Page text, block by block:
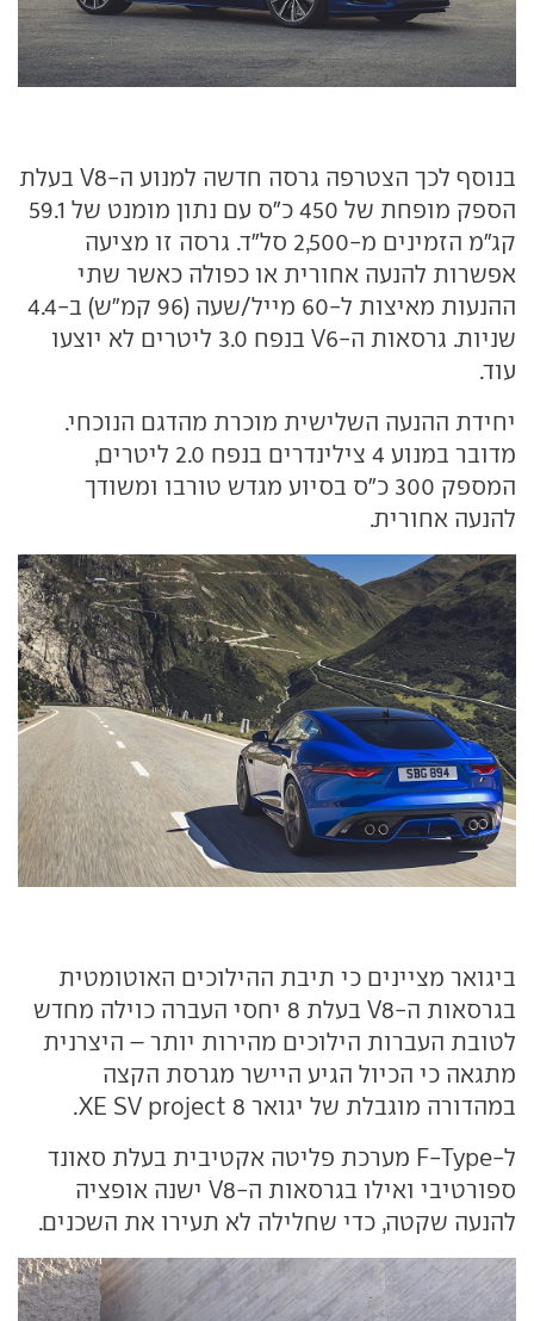
בנוסף לכך הצטרפה גרסה חדשה למנוע ה-V8 בעלת
הספק מופחת של 450 כ"ס עם נתון מומנט של 59.1
קג"מ הזמינים מ-2,500 סל"ד. גרסה זו מציעה
אפשרות להנעה אחורית או כפולה כאשר שתי
ההנעות מאיצות ל-60 מייל/שעה (96 קמ"ש) ב-4.4
שניות. גרסאות ה-V6 בנפח 3.0 ליטרים לא יוצעו
עוד.
יחידת ההנעה השלישית מוכרת מהדגם הנוכחי.
מדובר במנוע 4 צילינדרים בנפח 2.0 ליטרים,
המספק 300 כ"ס בסיוע מגדש טורבו ומשודך
להנעה אחורית.
ביגואר מציינים כי תיבת ההילוכים האוטומטית
בגרסאות ה-V8 בעלת 8 יחסי העברה כוילה מחדש
לטובת העברות הילוכים מהירות יותר – היצרנית
מתגאה כי הכיול הגיע היישר מגרסת הקצה
במהדורה מוגבלת של יגואר XE SV project 8.
ל-F-Type מערכת פליטה אקטיבית בעלת סאונד
ספורטיבי ואילו בגרסאות ה-V8 ישנה אופציה
להנעה שקטה, כדי שחלילה לא תעירו את השכנים.